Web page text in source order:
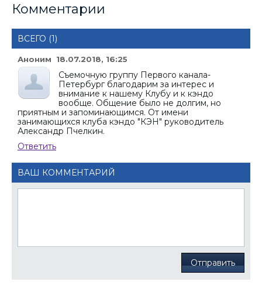
Комментарии
ВСЕГО (1)
Аноним 18.07.2018, 16:25
Съемочную группу Первого канала-
Петербург благодарим за интерес и
внимание к нашему Клубу и к кэндо
вообще. Общение было не долгим, но
приятным и запоминающимся. От имени
занимающихся клуба кэндо "КЭН" руководитель
Александр Пчелкин.
Ответить
ВАШ КОММЕНТАРИЙ
Отправить